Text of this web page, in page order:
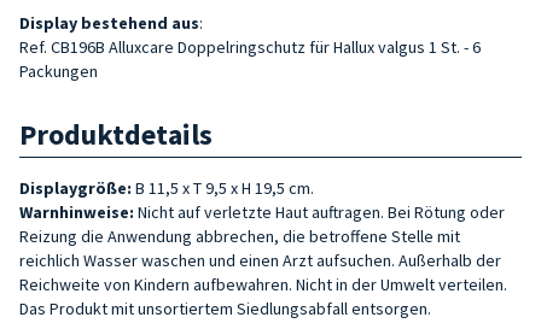
Display bestehend aus:
Ref. CB196B Alluxcare Doppelringschutz für Hallux valgus 1 St. - 6
Packungen
Produktdetails
Displaygröße: B 11,5 x T 9,5 x H 19,5 cm.
Warnhinweise: Nicht auf verletzte Haut auftragen. Bei Rötung oder
Reizung die Anwendung abbrechen, die betroffene Stelle mit
reichlich Wasser waschen und einen Arzt aufsuchen. Außerhalb der
Reichweite von Kindern aufbewahren. Nicht in der Umwelt verteilen.
Das Produkt mit unsortiertem Siedlungsabfall entsorgen.